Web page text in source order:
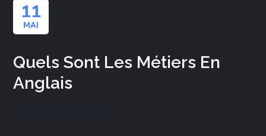
11
MAI
Quels Sont Les Métiers En
Anglais